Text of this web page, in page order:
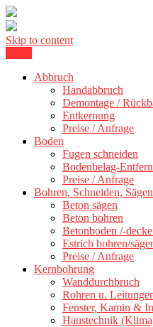
Skip to content
BBS Technik
300 kmAbbruch
Handabbruch
Demontage /
Entkernung
Preise / Anfrage
Boden
Fugen schneiden
Bodenbelag-
Preise / Anfrage
Bohren, Schneiden, Sägen
Beton sägen
Beton bohren
Betonboden /-
Estrich bohren/
Preise / Anfrage
Kernbohrung
Wanddurchbruch
Rohren u.
Fenster, Kamin &
Haustechnik